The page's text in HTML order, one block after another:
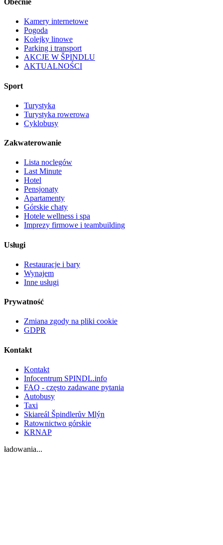
Obecnie
Kamery internetowe
Pogoda
Kolejky linowe
Parking i transport
AKCJE W ŠPINDLU
AKTUALNOŚCI
Sport
Turystyka
Turystyka rowerowa
Cyklobusy
Zakwaterowanie
Lista noclegów
Last Minute
Hotel
Pensjonaty
Apartamenty
Górskie chaty
Hotele wellness i spa
Imprezy firmowe i teambuilding
Usługi
Restauracje i bary
Wynajem
Inne usługi
Prywatność
Zmiana zgody na pliki cookie
GDPR
Kontakt
Kontakt
Infocentrum SPINDL.info
FAQ - często zadawane pytania
Autobusy
Taxi
Skiareál Špindlerův Mlýn
Ratownictwo górskie
KRNAP
ładowania...